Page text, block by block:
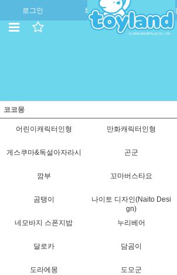
로그인 회원가입 주문조회
코코몽
어린이캐릭터인형 만화캐릭터인형
게스쿠마&독설아자라시 곤군
깜부 꼬마버스타요
곰탱이
나이토 디자인(Naito Desi
gn)
네모바지 스폰지밥 누리베어
달로카 담곰이
도라에몽 도모군